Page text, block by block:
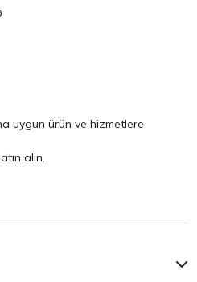
uygun ürün ve hizmetlere
alın.